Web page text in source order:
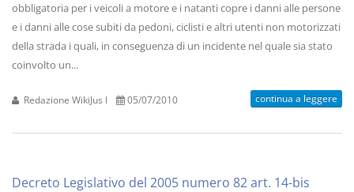
obbligatoria per i veicoli a motore e i natanti copre i danni alle persone
e i danni alle cose subiti da pedoni, ciclisti e altri utenti non motorizzati
della strada i quali, in conseguenza di un incidente nel quale sia stato
coinvolto un...
Redazione WikiJus I 05/07/2010 continua a leggere
Decreto Legislativo del 2005 numero 82 art. 14-bis